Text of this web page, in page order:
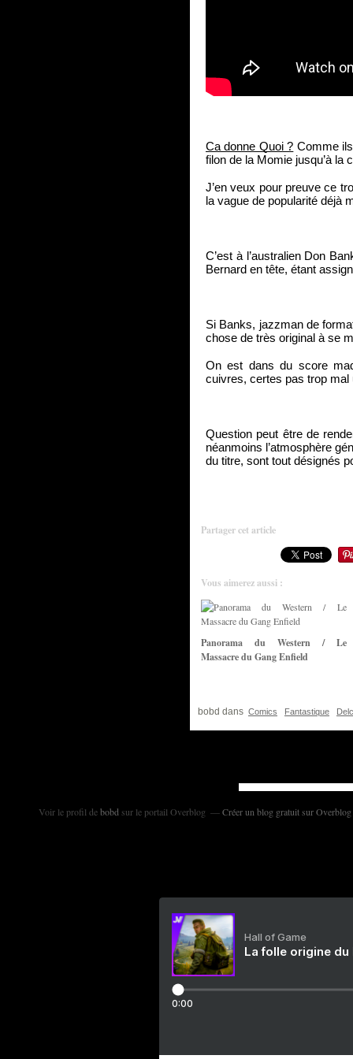
Ca donne Quoi ? Comme
filon de la Momie jusqu’à la
J’en veux pour preuve ce
la vague de popularité déjà
C’est à l’australien Don
Bernard en tête, étant
Si Banks, jazzman de
chose de très original à se
On est dans du score
cuivres, certes pas trop mal
Question peut être de
néanmoins l’atmosphère
du titre, sont tout désignés
Partager cet article
Vous aimerez aussi :
Panorama du Western / Le
Massacre du Gang Enfield
bobd dans Comics Fantastique
Voir le profil debobdsur le portail Overblog Créer un blog gratuit sur Overblog
Hall of Game
La folle origine du
0:00